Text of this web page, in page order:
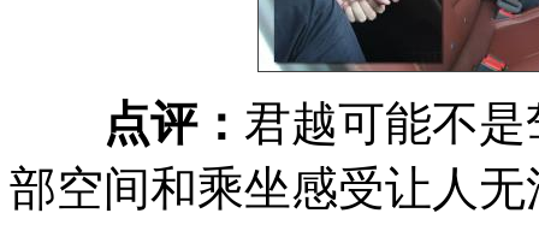
点评： 君越可能不
部空间和乘坐感受让人